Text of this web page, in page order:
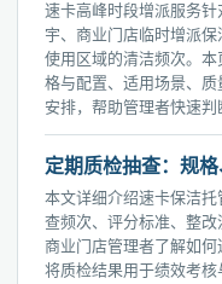
速卡高峰时段增派服务
宇、商业门店临时增派
使用区域的清洁频次。
格与配置、适用场景、
安排，帮助管理者快速判
定期质检抽查：规
本文详细介绍速卡保洁
查频次、评分标准、整改
商业门店管理者了解如
将质检结果用于绩效考